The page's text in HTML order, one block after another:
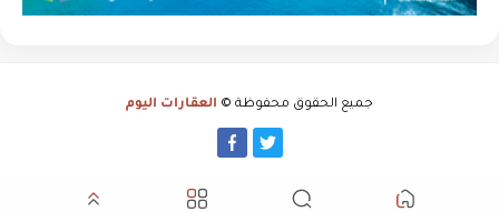
جميع الحقوق محفوظة © العقارات اليوم